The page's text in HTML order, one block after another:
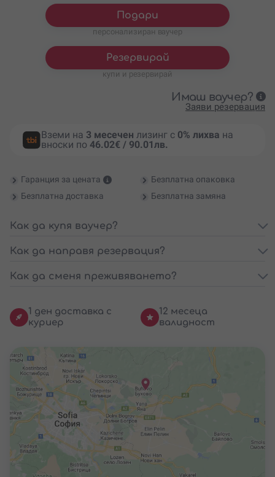
Подари
персонализиран ваучер
Резервирай
купи и резервирай
Имаш ваучер?
Заяви резервация
Вземи на 3 месечен лизинг с 0% лихва на
вноски по 46.02€ / 90.01лв.
Гаранция за цената
Безплатна опаковка
Безплатна доставка
Безплатна замяна
Как да купя ваучер?
Как да направя резервация?
Как да сменя преживяването?
1 ден доставка с
куриер
12 месеца
валидност